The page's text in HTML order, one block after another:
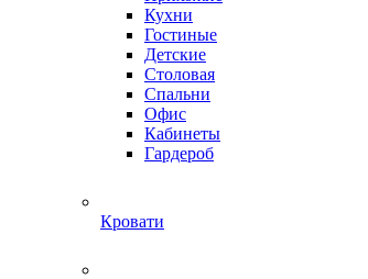
Кухни
Гостиные
Детские
Столовая
Спальни
Офис
Кабинеты
Гардероб
Кровати